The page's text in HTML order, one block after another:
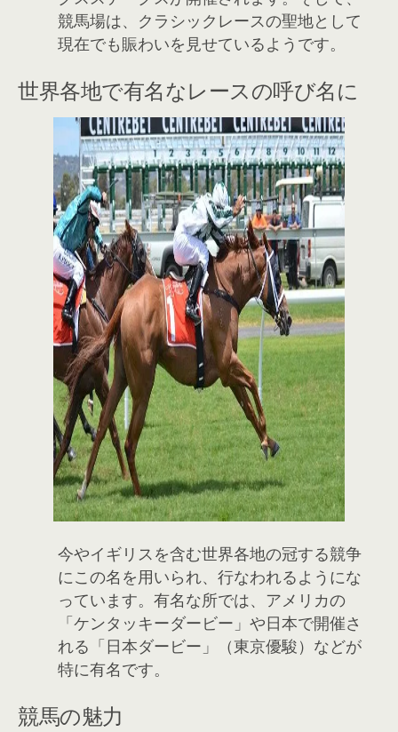
競馬場は、クラシックレースの聖地として
現在でも賑わいを見せているようです。
世界各地で有名なレースの呼び名に
今やイギリスを含む世界各地の冠する競争
にこの名を用いられ、行なわれるようにな
っています。有名な所では、アメリカの
「ケンタッキーダービー」や日本で開催さ
れる「日本ダービー」（東京優駿）などが
特に有名です。
競馬の魅力